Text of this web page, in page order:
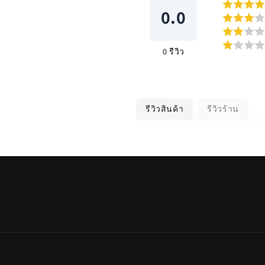
0.0
0 รีวิว
รีวิวสินค้า รีวิวร้าน